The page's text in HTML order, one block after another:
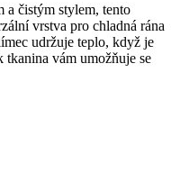
a čistým stylem, tento
vrstva pro chladná rána
udržuje teplo, když je
tkanina vám umožňuje se